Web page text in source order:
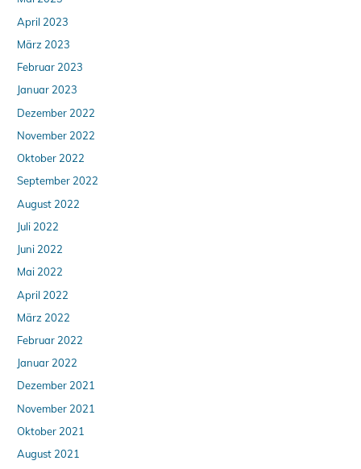
April 2023
März 2023
Februar 2023
Januar 2023
Dezember 2022
November 2022
Oktober 2022
September 2022
August 2022
Juli 2022
Juni 2022
Mai 2022
April 2022
März 2022
Februar 2022
Januar 2022
Dezember 2021
November 2021
Oktober 2021
August 2021